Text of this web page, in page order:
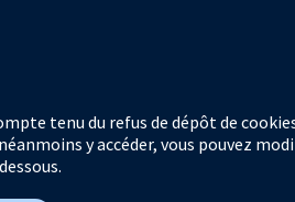
tenu du refus de dépôt de
y accéder, vous pouvez